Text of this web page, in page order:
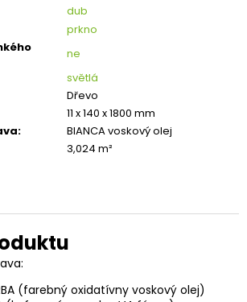
dub
prkno
ne
světlá
Dřevo
11 x 140 x 1800 mm
:
BIANCA voskový olej
3,024 m²
(farebný oxidatívny voskový olej)